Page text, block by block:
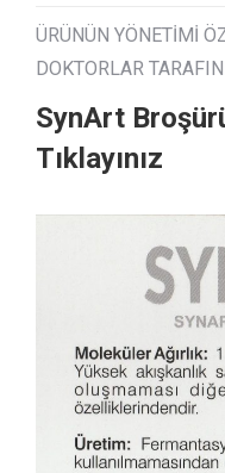
ÜRÜNÜN YÖNETİMİ
DOKTORLAR
SynArt
Tıklayınız